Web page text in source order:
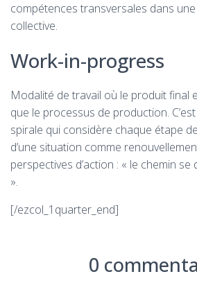
compétences transversales dans
collective.
Work-in-progress
Modalité de travail où le produit final
que le processus de production.
spirale qui considère chaque étape
d’une situation comme
perspectives d’action : « le chemin
».
[/ezcol_1quarter_end]
0